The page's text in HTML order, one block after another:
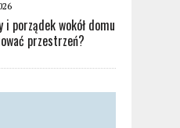
i porządek wokół domu
przestrzeń?